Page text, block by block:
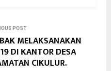
POST
MELAKSANAKAN
DI KANTOR DESA
CIKULUR.